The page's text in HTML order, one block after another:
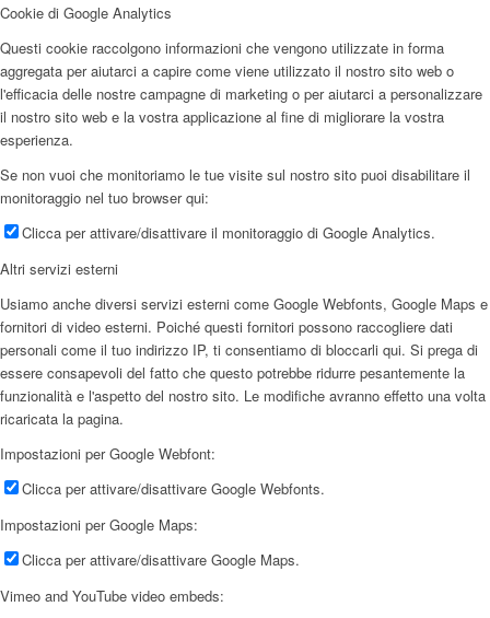
Cookie di Google Analytics
Questi cookie raccolgono informazioni che vengono utilizzate in forma
aggregata per aiutarci a capire come viene utilizzato il nostro sito web o
l'efficacia delle nostre campagne di marketing o per aiutarci a personalizzare
il nostro sito web e la vostra applicazione al fine di migliorare la vostra
esperienza.
Se non vuoi che monitoriamo le tue visite sul nostro sito puoi disabilitare il
monitoraggio nel tuo browser qui:
Clicca per attivare/disattivare il monitoraggio di Google Analytics.
Altri servizi esterni
Usiamo anche diversi servizi esterni come Google Webfonts, Google Maps e
fornitori di video esterni. Poiché questi fornitori possono raccogliere dati
personali come il tuo indirizzo IP, ti consentiamo di bloccarli qui. Si prega di
essere consapevoli del fatto che questo potrebbe ridurre pesantemente la
funzionalità e l'aspetto del nostro sito. Le modifiche avranno effetto una volta
ricaricata la pagina.
Impostazioni per Google Webfont:
Clicca per attivare/disattivare Google Webfonts.
Impostazioni per Google Maps:
Clicca per attivare/disattivare Google Maps.
Vimeo and YouTube video embeds: